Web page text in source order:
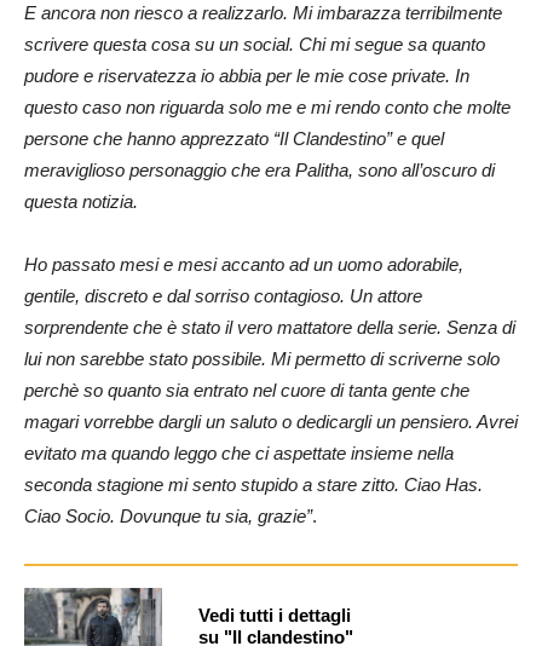
E ancora non riesco a realizzarlo. Mi imbarazza terribilmente
scrivere questa cosa su un social. Chi mi segue sa quanto
pudore e riservatezza io abbia per le mie cose private. In
questo caso non riguarda solo me e mi rendo conto che molte
persone che hanno apprezzato “Il Clandestino” e quel
meraviglioso personaggio che era Palitha, sono all’oscuro di
questa notizia.
Ho passato mesi e mesi accanto ad un uomo adorabile,
gentile, discreto e dal sorriso contagioso. Un attore
sorprendente che è stato il vero mattatore della serie. Senza di
lui non sarebbe stato possibile. Mi permetto di scriverne solo
perchè so quanto sia entrato nel cuore di tanta gente che
magari vorrebbe dargli un saluto o dedicargli un pensiero. Avrei
evitato ma quando leggo che ci aspettate insieme nella
seconda stagione mi sento stupido a stare zitto. Ciao Has.
Ciao Socio. Dovunque tu sia, grazie”.
Vedi tutti i dettagli
su "Il clandestino"